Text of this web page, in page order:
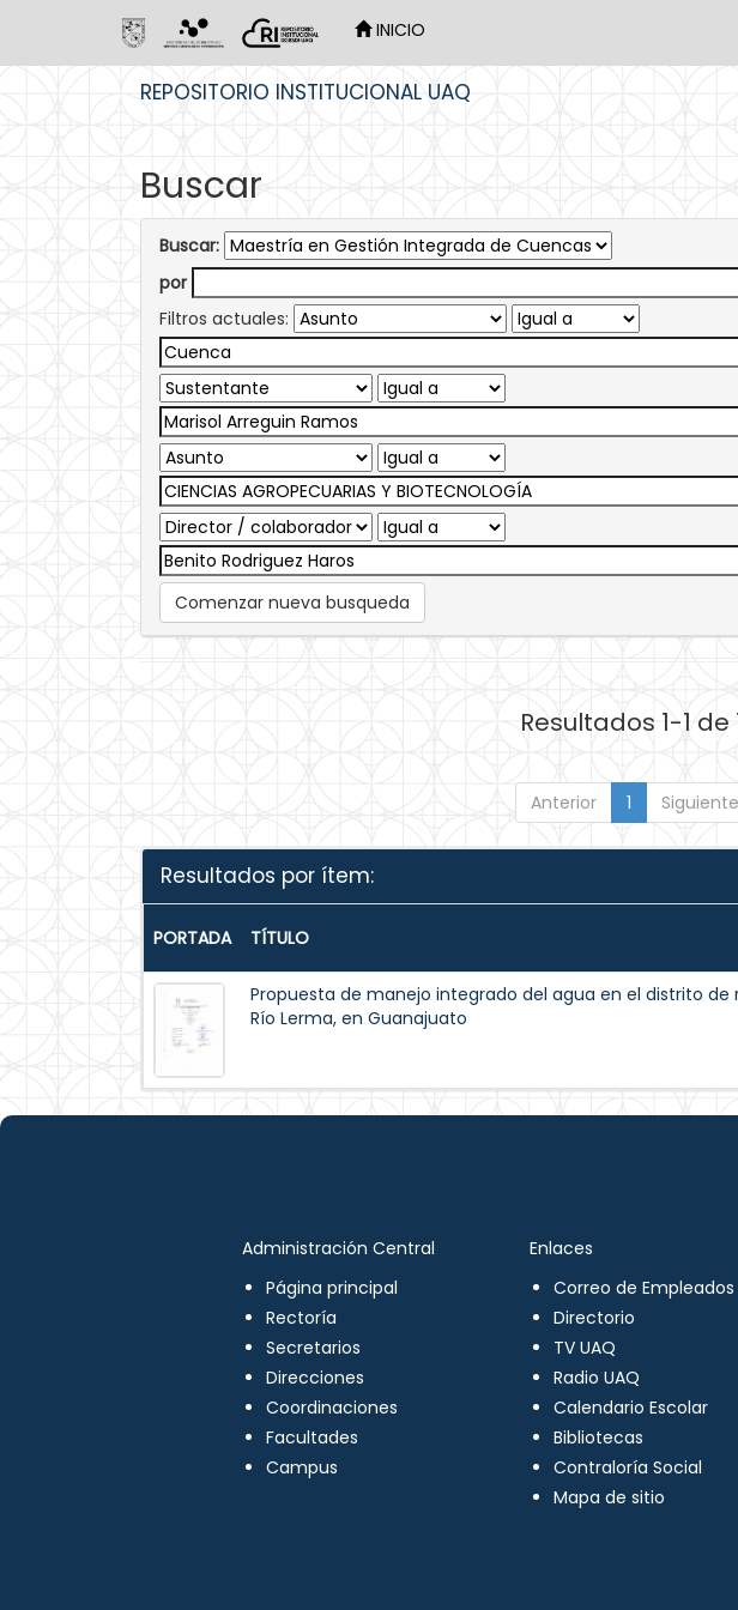
INICIO
REPOSITORIO INSTITUCIONAL UAQ
Buscar
Buscar:
por
Filtros actuales:
Comenzar nueva busqueda
Resultados 1-1 de
Anterior 1 Siguiente
Resultados por ítem:
PORTADA TÍTULO
Propuesta de manejo integrado del agua en el distrito de
Río Lerma, en Guanajuato
Administración Central
Página principal
Rectoría
Secretarios
Direcciones
Coordinaciones
Facultades
Campus
Enlaces
Correo de Empleados
Directorio
TV UAQ
Radio UAQ
Calendario Escolar
Bibliotecas
Contraloría Social
Mapa de sitio